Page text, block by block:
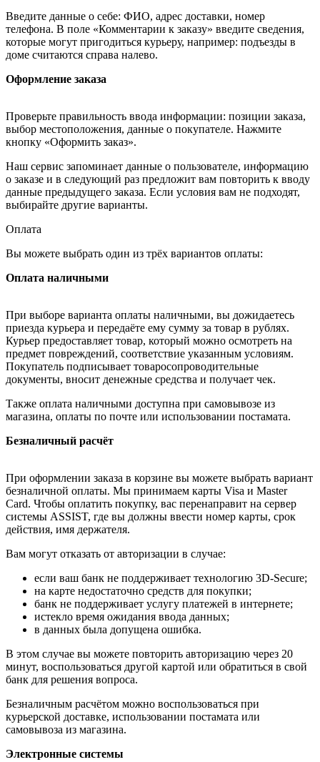
Введите данные о себе: ФИО, адрес доставки, номер
телефона. В поле «Комментарии к заказу» введите сведения,
которые могут пригодиться курьеру, например: подъезды в
доме считаются справа налево.
Оформление заказа
Проверьте правильность ввода информации: позиции заказа,
выбор местоположения, данные о покупателе. Нажмите
кнопку «Оформить заказ».
Наш сервис запоминает данные о пользователе, информацию
о заказе и в следующий раз предложит вам повторить к вводу
данные предыдущего заказа. Если условия вам не подходят,
выбирайте другие варианты.
Оплата
Вы можете выбрать один из трёх вариантов оплаты:
Оплата наличными
При выборе варианта оплаты наличными, вы дожидаетесь
приезда курьера и передаёте ему сумму за товар в рублях.
Курьер предоставляет товар, который можно осмотреть на
предмет повреждений, соответствие указанным условиям.
Покупатель подписывает товаросопроводительные
документы, вносит денежные средства и получает чек.
Также оплата наличными доступна при самовывозе из
магазина, оплаты по почте или использовании постамата.
Безналичный расчёт
При оформлении заказа в корзине вы можете выбрать вариант
безналичной оплаты. Мы принимаем карты Visa и Master
Card. Чтобы оплатить покупку, вас перенаправит на сервер
системы ASSIST, где вы должны ввести номер карты, срок
действия, имя держателя.
Вам могут отказать от авторизации в случае:
если ваш банк не поддерживает технологию 3D-Secure;
на карте недостаточно средств для покупки;
банк не поддерживает услугу платежей в интернете;
истекло время ожидания ввода данных;
в данных была допущена ошибка.
В этом случае вы можете повторить авторизацию через 20
минут, воспользоваться другой картой или обратиться в свой
банк для решения вопроса.
Безналичным расчётом можно воспользоваться при
курьерской доставке, использовании постамата или
самовывоза из магазина.
Электронные системы